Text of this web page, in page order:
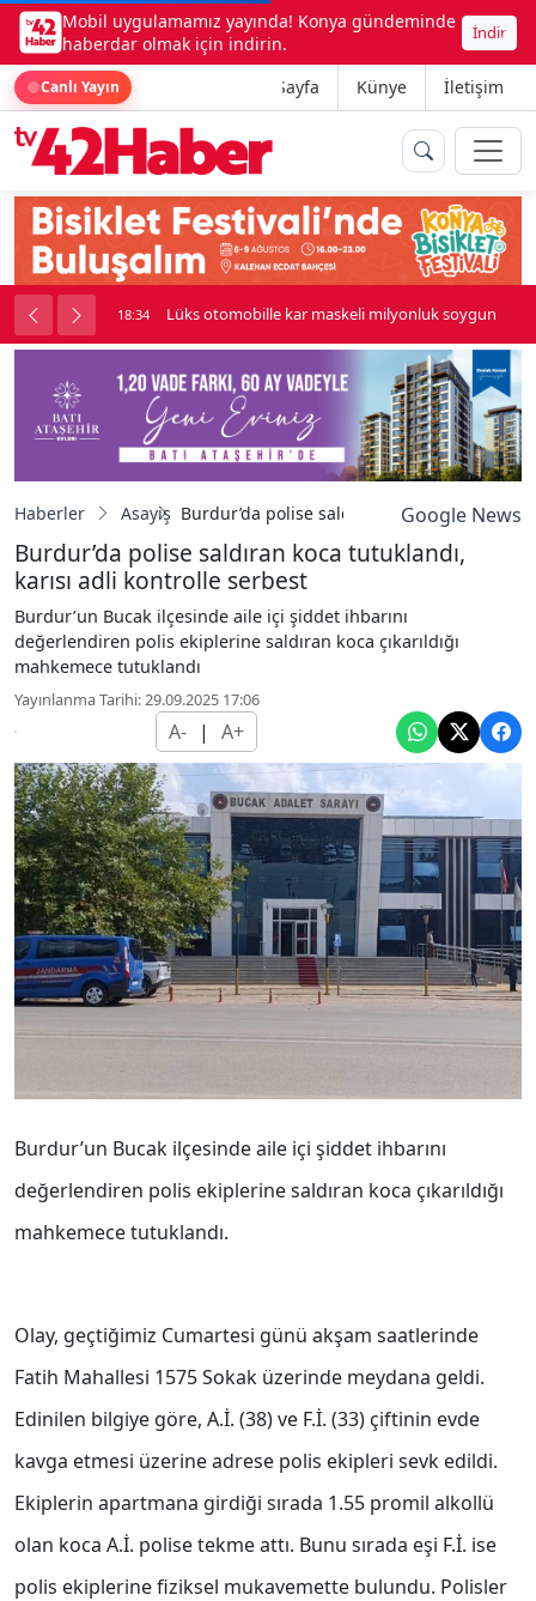
Mobil uygulamamız yayında! Konya gündeminde
haberdar olmak için indirin.
İndir
Canlı Yayın Ana Sayfa Künye İletişim
kavga çıktı 18:34 Lüks otomobille kar maskeli milyonluk soygun
Haberler Asayiş Burdur’da polise saldıran koca tutuklandı,
Google News
Burdur’da polise saldıran koca tutuklandı,
karısı adli kontrolle serbest
Burdur’un Bucak ilçesinde aile içi şiddet ihbarını
değerlendiren polis ekiplerine saldıran koca çıkarıldığı
mahkemece tutuklandı
Yayınlanma Tarihi: 29.09.2025 17:06
A- | A+
Burdur’un Bucak ilçesinde aile içi şiddet ihbarını
değerlendiren polis ekiplerine saldıran koca çıkarıldığı
mahkemece tutuklandı.
Olay, geçtiğimiz Cumartesi günü akşam saatlerinde
Fatih Mahallesi 1575 Sokak üzerinde meydana geldi.
Edinilen bilgiye göre, A.İ. (38) ve F.İ. (33) çiftinin evde
kavga etmesi üzerine adrese polis ekipleri sevk edildi.
Ekiplerin apartmana girdiği sırada 1.55 promil alkollü
olan koca A.İ. polise tekme attı. Bunu sırada eşi F.İ. ise
polis ekiplerine fiziksel mukavemette bulundu. Polisler